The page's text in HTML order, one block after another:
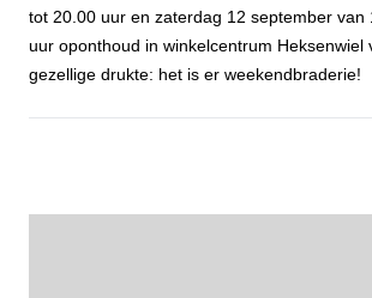
tot 20.00 uur en zaterdag 12 september van
uur oponthoud in winkelcentrum Heksenwiel
gezellige drukte: het is er weekendbraderie!